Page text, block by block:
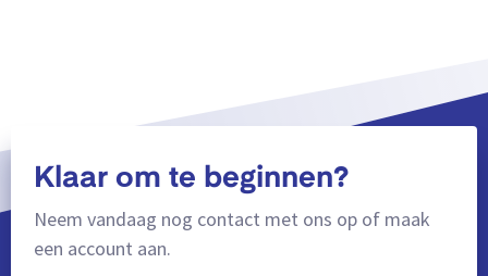
Klaar om te beginnen?
Neem vandaag nog contact met ons op of maak
een account aan.